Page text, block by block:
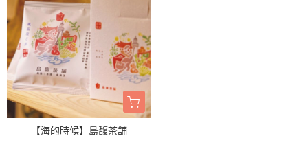
【海的時候】島馥茶舖